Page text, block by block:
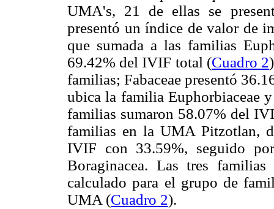
UMA's, 21 de ellas se
presentó un índice de valor de
que sumada a las familias
69.42% del IVIF total (Cuadro 2
familias; Fabaceae presentó
ubica la familia Euphorbiaceae
familias sumaron 58.07% del
familias en la UMA Pitzotlan,
IVIF con 33.59%, seguido
Boraginacea. Las tres
calculado para el grupo de
UMA (Cuadro 2).